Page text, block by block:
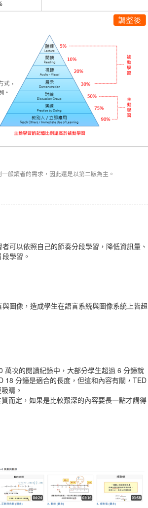
般讀者的需求，因此還是以第二版為主。
可以依照自己的節奏分段學習，降低資訊量、
學習。
圖像，造成學生在語言系統與圖像系統上皆超
次的閱讀紀錄中，大部分學生超過 6 分鐘就
18 分鐘是適合的長度，但這和內容有關，TED
睛。
而定，如果是比較艱深的內容要長一點才講得